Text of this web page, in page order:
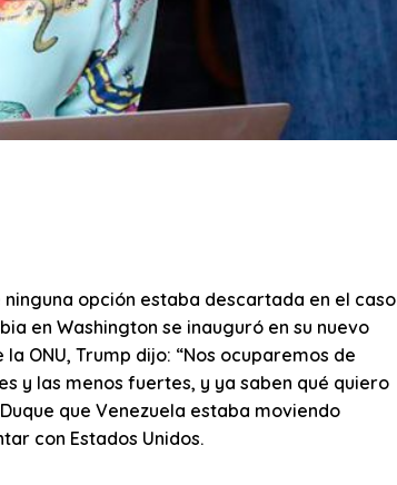
opción estaba descartada en el caso
en Washington se inauguró en su nuevo
ONU, Trump dijo: “Nos ocuparemos de
y las menos fuertes, y ya saben qué quiero
que Venezuela estaba moviendo
con Estados Unidos.